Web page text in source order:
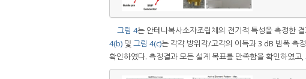
그림 4는 안테나복사소자조립체의 전기적 특성을 측정한
4(b) 및 그림 4(c)는 각각 방위각/고각의 이득과 3 dB 빔폭 측
확인하였다. 측정결과 모든 설계 목표를 만족함을 확인하였고,